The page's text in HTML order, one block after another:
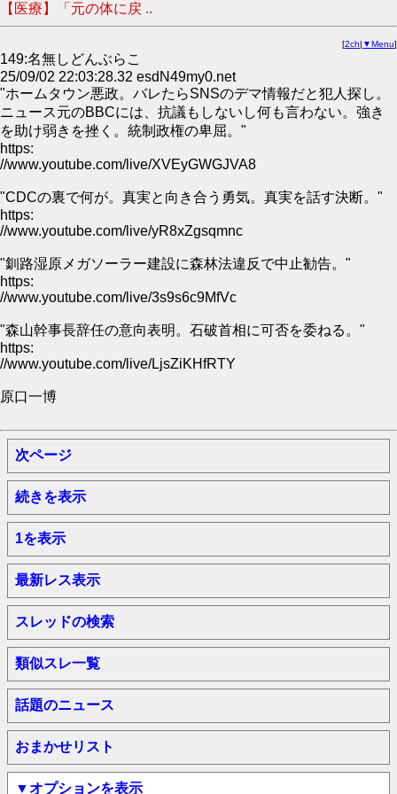
【医療】「元の体に戻 ..
[2ch| ▼Menu]
149:名無しどんぶらこ
25/09/02 22:03:28.32 esdN49my0.net
"ホームタウン悪政。バレたらSNSのデマ情報だと犯人探し。
ニュース元のBBCには、抗議もしないし何も言わない。強き
を助け弱きを挫く。統制政権の卑屈。"
https:
//www.youtube.com/live/XVEyGWGJVA8
"CDCの裏で何が。真実と向き合う勇気。真実を話す決断。"
https:
//www.youtube.com/live/yR8xZgsqmnc
"釧路湿原メガソーラー建設に森林法違反で中止勧告。"
https:
//www.youtube.com/live/3s9s6c9MfVc
"森山幹事長辞任の意向表明。石破首相に可否を委ねる。"
https:
//www.youtube.com/live/LjsZiKHfRTY
原口一博
次ページ
続きを表示
1を表示
最新レス表示
スレッドの検索
類似スレ一覧
話題のニュース
おまかせリスト
▼オプションを表示